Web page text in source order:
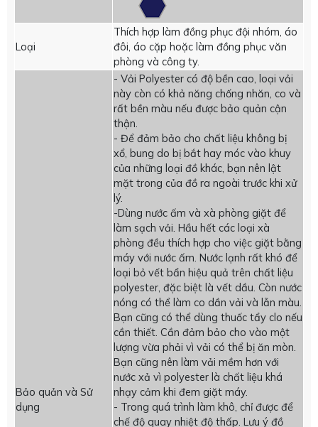
Loại
Thích hợp làm đồng phục đội nhóm, áo
đôi, áo cặp hoặc làm đồng phục văn
phòng và công ty.
Bảo quản và Sử
dụng
- Vải Polyester có độ bền cao, loại vải
này còn có khả năng chống nhăn, co và
rất bền màu nếu được bảo quản cận
thận.
- Để đảm bảo cho chất liệu không bị
xổ, bung do bị bắt hay móc vào khuy
của những loại đồ khác, bạn nên lật
mặt trong của đồ ra ngoài trước khi xử
lý.
-Dùng nước ấm và xà phòng giặt để
làm sạch vải. Hầu hết các loại xà
phòng đều thích hợp cho việc giặt bằng
máy với nước ấm. Nước lạnh rất khó để
loại bỏ vết bẩn hiệu quả trên chất liệu
polyester, đặc biệt là vết dầu. Còn nước
nóng có thể làm co dần vải và lẫn màu.
Bạn cũng có thể dùng thuốc tẩy clo nếu
cần thiết. Cần đảm bảo cho vào một
lượng vừa phải vì vải có thể bị ăn mòn.
Bạn cũng nên làm vải mềm hơn với
nước xả vì polyester là chất liệu khá
nhạy cảm khi đem giặt máy.
- Trong quá trình làm khô, chỉ được để
chế độ quay nhiệt độ thấp. Lưu ý đồ